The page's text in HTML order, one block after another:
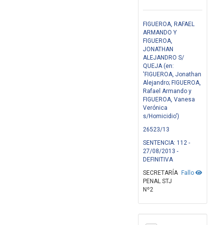
FIGUEROA, RAFAEL
ARMANDO Y
FIGUEROA,
JONATHAN
ALEJANDRO S/
QUEJA (en:
'FIGUEROA, Jonathan
Alejandro; FIGUEROA,
Rafael Armando y
FIGUEROA, Vanesa
Verónica
s/Homicidio')
26523/13
SENTENCIA: 112 -
27/08/2013 -
DEFINITIVA
Fallo
SECRETARÍA
PENAL STJ
Nº2